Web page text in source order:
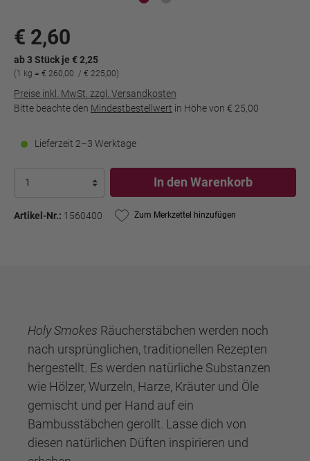
€ 2,60
ab 3 Stück je € 2,25
(1 kg = € 260,00 / € 225,00)
Preise inkl. MwSt. zzgl. Versandkosten
Bitte beachte den Mindestbestellwert in Höhe von € 25,00
Lieferzeit 2–3 Werktage
In den Warenkorb
Artikel-Nr.: 1560400 Zum Merkzettel hinzufügen
Holy Smokes Räucherstäbchen werden noch
nach ursprünglichen, traditionellen Rezepten
hergestellt. Es werden natürliche Substanzen
wie Hölzer, Wurzeln, Harze, Kräuter und Öle
gemischt und per Hand auf ein
Bambusstäbchen gerollt. Lasse dich von
diesen natürlichen Düften inspirieren und